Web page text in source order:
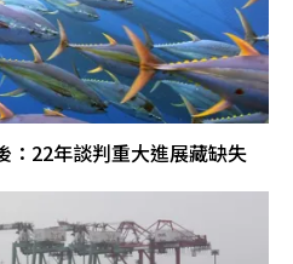
：22年談判重大進展藏缺失